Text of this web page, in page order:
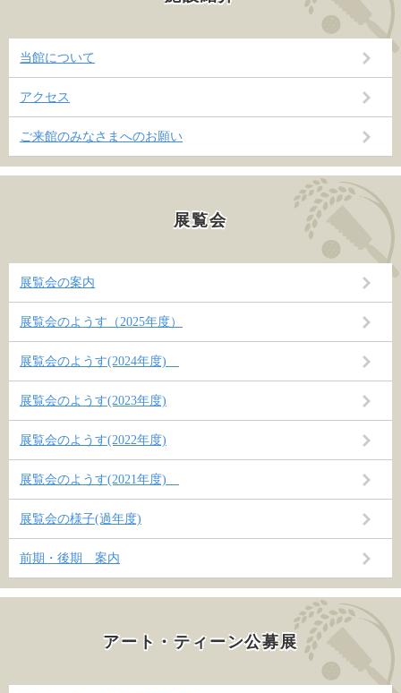
当館について
アクセス
ご来館のみなさまへのお願い
展覧会
展覧会の案内
展覧会のようす（2025年度）
展覧会のようす(2024年度)
展覧会のようす(2023年度)
展覧会のようす(2022年度)
展覧会のようす(2021年度)
展覧会の様子(過年度)
前期・後期 案内
アート・ティーン公募展